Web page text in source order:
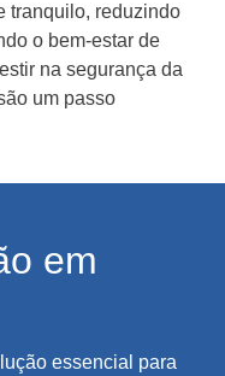
tranquilo, reduzindo
o bem-estar de
na segurança da
um passo
em
essencial para